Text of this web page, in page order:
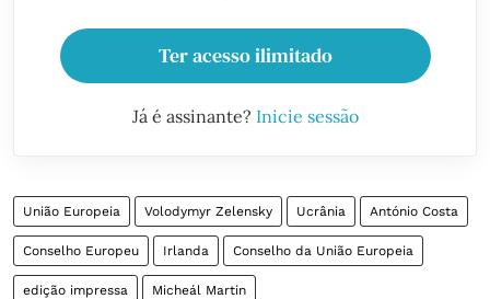
Ter acesso ilimitado
Já é assinante? Inicie sessão
União Europeia Volodymyr Zelensky Ucrânia António Costa
Conselho Europeu Irlanda Conselho da União Europeia
edição impressa Micheál Martin